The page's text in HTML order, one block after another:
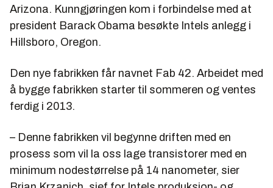
Arizona. Kunngjøringen kom i forbindelse med at
president Barack Obama besøkte Intels anlegg i
Hillsboro, Oregon.
Den nye fabrikken får navnet Fab 42. Arbeidet med
å bygge fabrikken starter til sommeren og ventes
ferdig i 2013.
– Denne fabrikken vil begynne driften med en
prosess som vil la oss lage transistorer med en
minimum nodestørrelse på 14 nanometer, sier